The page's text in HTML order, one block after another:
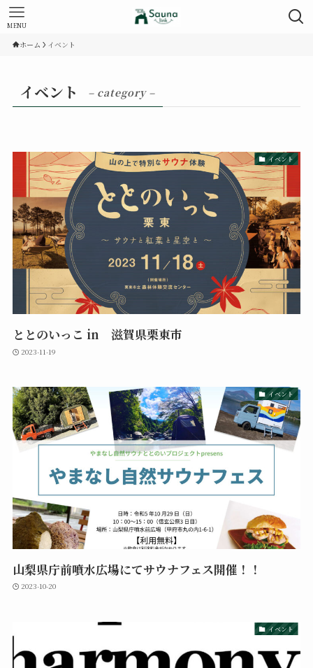
MENU
ホーム イベント
イベント – category –
イベント
ととのいっこ in 滋賀県栗東市
2023-11-19
イベント
山梨県庁前噴水広場にてサウナフェス開催！！
2023-10-20
イベント